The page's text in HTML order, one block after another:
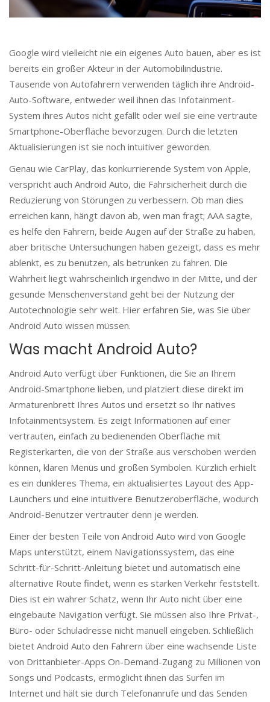
Google wird vielleicht nie ein eigenes Auto bauen, aber es ist
bereits ein großer Akteur in der Automobilindustrie.
Tausende von Autofahrern verwenden täglich ihre Android-
Auto-Software, entweder weil ihnen das Infotainment-
System ihres Autos nicht gefällt oder weil sie eine vertraute
Smartphone-Oberfläche bevorzugen. Durch die letzten
Aktualisierungen ist sie noch intuitiver geworden.
Genau wie CarPlay, das konkurrierende System von Apple,
verspricht auch Android Auto, die Fahrsicherheit durch die
Reduzierung von Störungen zu verbessern. Ob man dies
erreichen kann, hängt davon ab, wen man fragt; AAA sagte,
es helfe den Fahrern, beide Augen auf der Straße zu haben,
aber britische Untersuchungen haben gezeigt, dass es mehr
ablenkt, es zu benutzen, als betrunken zu fahren. Die
Wahrheit liegt wahrscheinlich irgendwo in der Mitte, und der
gesunde Menschenverstand geht bei der Nutzung der
Autotechnologie sehr weit. Hier erfahren Sie, was Sie über
Android Auto wissen müssen.
Was macht Android Auto?
Android Auto verfügt über Funktionen, die Sie an Ihrem
Android-Smartphone lieben, und platziert diese direkt im
Armaturenbrett Ihres Autos und ersetzt so Ihr natives
Infotainmentsystem. Es zeigt Informationen auf einer
vertrauten, einfach zu bedienenden Oberfläche mit
Registerkarten, die von der Straße aus verschoben werden
können, klaren Menüs und großen Symbolen. Kürzlich erhielt
es ein dunkleres Thema, ein aktualisiertes Layout des App-
Launchers und eine intuitivere Benutzeroberfläche, wodurch
Android-Benutzer vertrauter denn je werden.
Einer der besten Teile von Android Auto wird von Google
Maps unterstützt, einem Navigationssystem, das eine
Schritt-für-Schritt-Anleitung bietet und automatisch eine
alternative Route findet, wenn es starken Verkehr feststellt.
Dies ist ein wahrer Schatz, wenn Ihr Auto nicht über eine
eingebaute Navigation verfügt. Sie müssen also Ihre Privat-,
Büro- oder Schuladresse nicht manuell eingeben. Schließlich
bietet Android Auto den Fahrern über eine wachsende Liste
von Drittanbieter-Apps On-Demand-Zugang zu Millionen von
Songs und Podcasts, ermöglicht ihnen das Surfen im
Internet und hält sie durch Telefonanrufe und das Senden